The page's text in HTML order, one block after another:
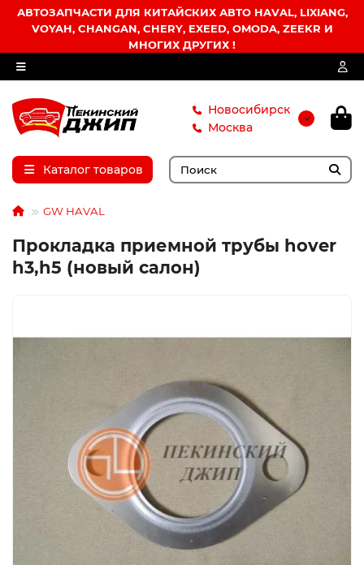
АВТОЗАПЧАСТИ ДЛЯ КИТАЙСКИХ АВТО HAVAL, LIXIANG,
VOYAH, CHANGAN, CHERY, EXEED, OMODA, ZEEKR И
МНОГИХ ДРУГИХ !
Новосибирск
Москва
Каталог товаров
GW HAVAL
Прокладка приемной трубы hover
h3,h5 (новый салон)